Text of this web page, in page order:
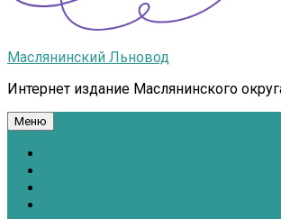
Маслянинский Льновод
Интернет издание Маслянинского
Меню